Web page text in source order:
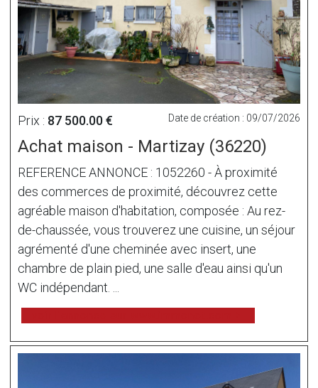
Prix : 87 500.00 € Date de création : 09/07/2026
Achat maison - Martizay (36220)
REFERENCE ANNONCE : 1052260 - À proximité
des commerces de proximité, découvrez cette
agréable maison d'habitation, composée : Au rez-
de-chaussée, vous trouverez une cuisine, un séjour
agrémenté d'une cheminée avec insert, une
chambre de plain pied, une salle d'eau ainsi qu'un
WC indépendant. ...